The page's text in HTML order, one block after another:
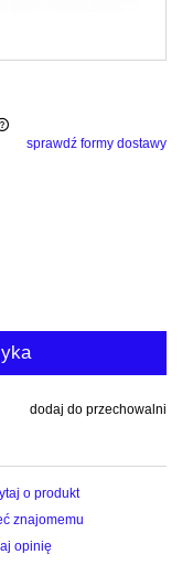
płatności
sprawdź formy dostawy
dodaj do przechowalni
o produkt
znajomemu
opinię